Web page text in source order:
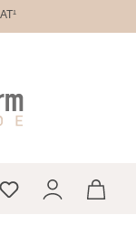
Du hast 0 Produkte